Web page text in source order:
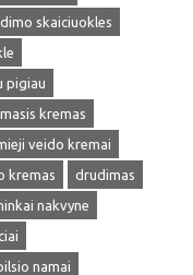
skaiciuokles
pigiau
kremas
veido kremai
kremas
drudimas
nakvyne
namai